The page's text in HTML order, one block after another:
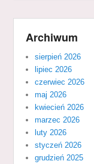
Archiwum
sierpień 2026
lipiec 2026
czerwiec 2026
maj 2026
kwiecień 2026
marzec 2026
luty 2026
styczeń 2026
grudzień 2025